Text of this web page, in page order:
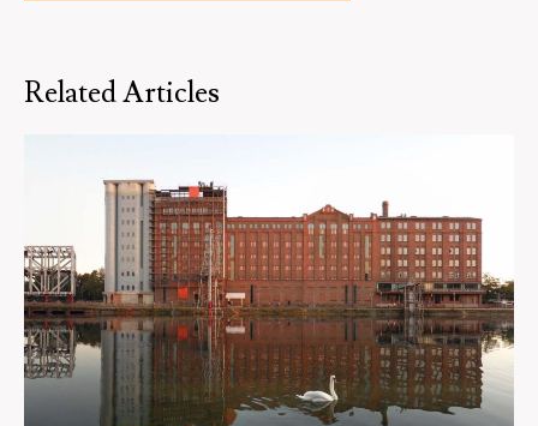
Related Articles